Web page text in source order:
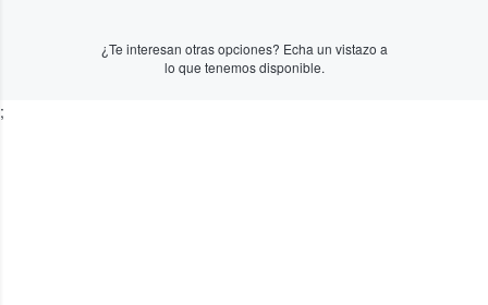
¿Te interesan otras opciones? Echa un vistazo a
lo que tenemos disponible.
;